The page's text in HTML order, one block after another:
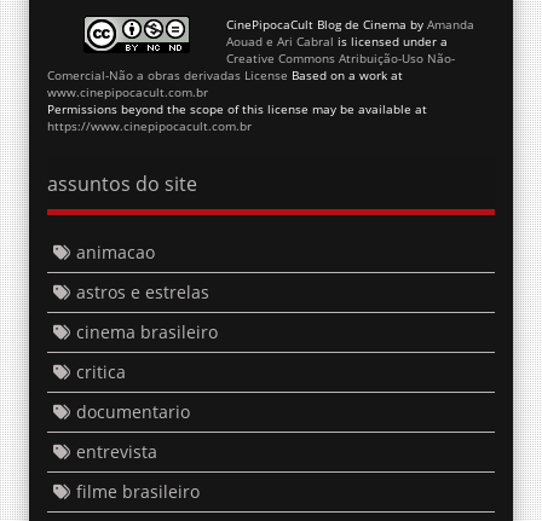
CinePipocaCult Blog de Cinema by Amanda
Aouad e Ari Cabral is licensed under a
Creative Commons Atribuição-Uso Não-
Comercial-Não a obras derivadas License Based on a work at
www.cinepipocacult.com.br
Permissions beyond the scope of this license may be available at
https://www.cinepipocacult.com.br
assuntos do site
animacao
astros e estrelas
cinema brasileiro
critica
documentario
entrevista
filme brasileiro